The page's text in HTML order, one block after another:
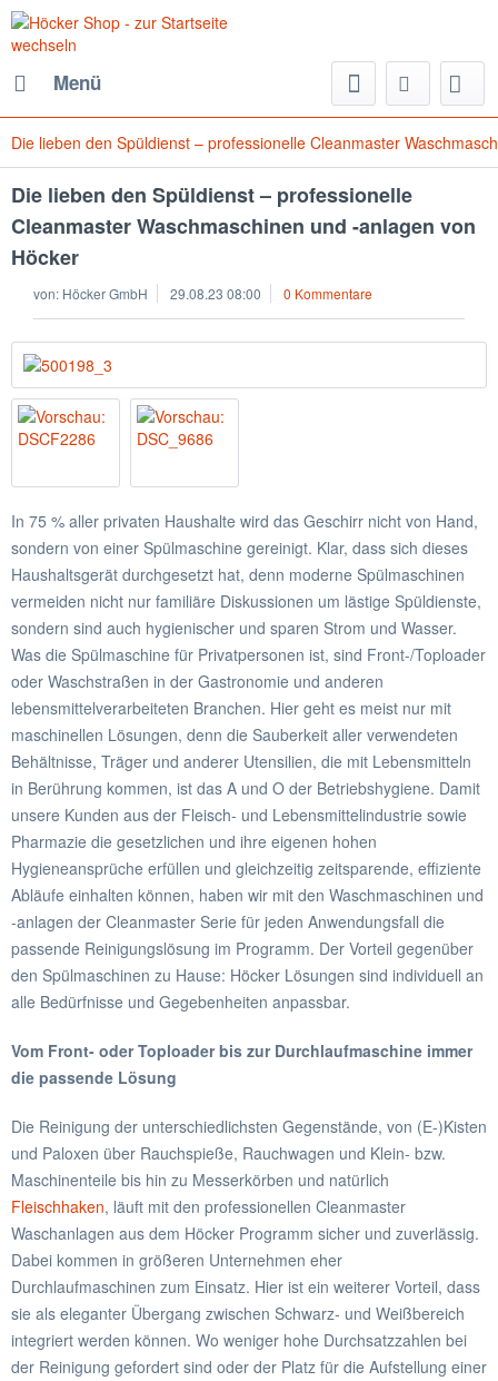
Menü
Die lieben den Spüldienst – professionelle Cleanmaster
Die lieben den Spüldienst – professionelle
Cleanmaster Waschmaschinen und -anlagen von
Höcker
von: Höcker GmbH 29.08.23 08:00 0 Kommentare
In 75 % aller privaten Haushalte wird das Geschirr nicht von Hand,
sondern von einer Spülmaschine gereinigt. Klar, dass sich dieses
Haushaltsgerät durchgesetzt hat, denn moderne Spülmaschinen
vermeiden nicht nur familiäre Diskussionen um lästige Spüldienste,
sondern sind auch hygienischer und sparen Strom und Wasser.
Was die Spülmaschine für Privatpersonen ist, sind Front-/Toploader
oder Waschstraßen in der Gastronomie und anderen
lebensmittelverarbeiteten Branchen. Hier geht es meist nur mit
maschinellen Lösungen, denn die Sauberkeit aller verwendeten
Behältnisse, Träger und anderer Utensilien, die mit Lebensmitteln
in Berührung kommen, ist das A und O der Betriebshygiene. Damit
unsere Kunden aus der Fleisch- und Lebensmittelindustrie sowie
Pharmazie die gesetzlichen und ihre eigenen hohen
Hygieneansprüche erfüllen und gleichzeitig zeitsparende, effiziente
Abläufe einhalten können, haben wir mit den Waschmaschinen und
-anlagen der Cleanmaster Serie für jeden Anwendungsfall die
passende Reinigungslösung im Programm. Der Vorteil gegenüber
den Spülmaschinen zu Hause: Höcker Lösungen sind individuell an
alle Bedürfnisse und Gegebenheiten anpassbar.
Vom Front- oder Toploader bis zur Durchlaufmaschine immer
die passende Lösung
Die Reinigung der unterschiedlichsten Gegenstände, von (E-)Kisten
und Paloxen über Rauchspieße, Rauchwagen und Klein- bzw.
Maschinenteile bis hin zu Messerkörben und natürlich
Fleischhaken, läuft mit den professionellen Cleanmaster
Waschanlagen aus dem Höcker Programm sicher und zuverlässig.
Dabei kommen in größeren Unternehmen eher
Durchlaufmaschinen zum Einsatz. Hier ist ein weiterer Vorteil, dass
sie als eleganter Übergang zwischen Schwarz- und Weißbereich
integriert werden können. Wo weniger hohe Durchsatzzahlen bei
der Reinigung gefordert sind oder der Platz für die Aufstellung einer